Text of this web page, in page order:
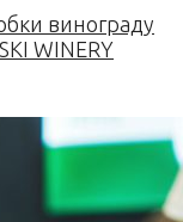
винограду
WINERY